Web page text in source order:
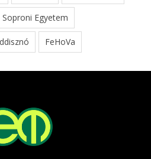
Soproni Egyetem
FeHoVa